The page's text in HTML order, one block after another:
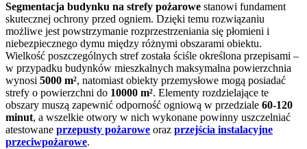
Segmentacja budynku na strefy pożarowe stanowi fundament
skutecznej ochrony przed ogniem. Dzięki temu rozwiązaniu
możliwe jest powstrzymanie rozprzestrzeniania się płomieni i
niebezpiecznego dymu między różnymi obszarami obiektu.
Wielkość poszczególnych stref została ściśle określona przepisami –
w przypadku budynków mieszkalnych maksymalna powierzchnia
wynosi 5000 m², natomiast obiekty przemysłowe mogą posiadać
strefy o powierzchni do 10000 m². Elementy rozdzielające te
obszary muszą zapewnić odporność ogniową w przedziale 60-120
minut, a wszelkie otwory w nich wykonane powinny uszczelniać
atestowane przepusty pożarowe oraz przejścia instalacyjne
przeciwpożarowe.